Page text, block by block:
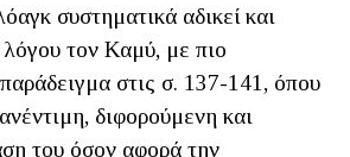
συστηματικά αδικεί και
λόγου τον Καμύ, με πιο
στις σ. 137-141, όπου
διφορούμενη και
του όσον αφορά την